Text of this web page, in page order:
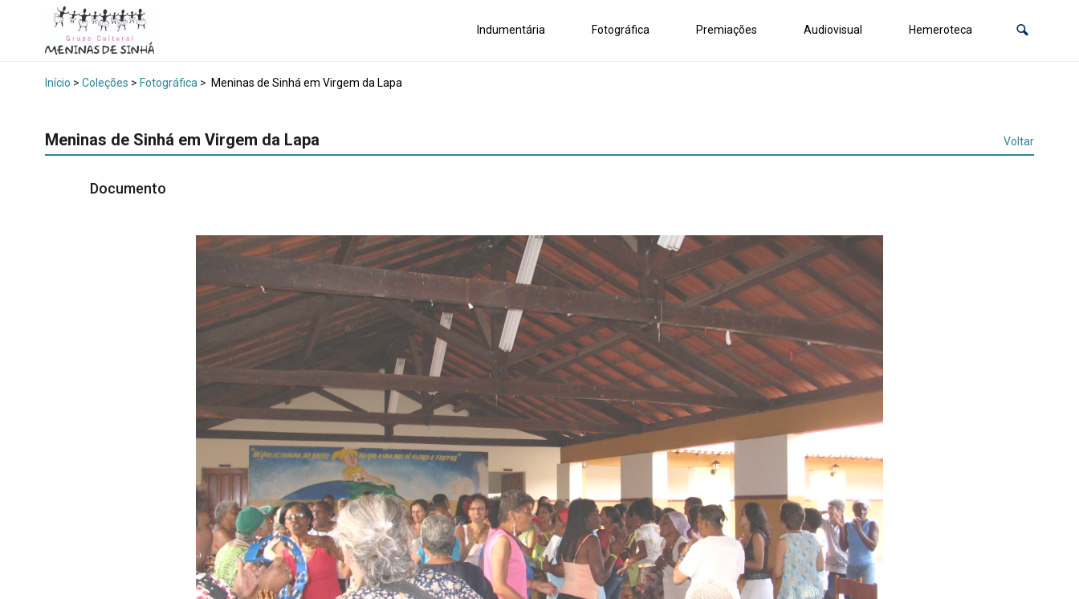
Indumentária Fotográfica Premiações Audiovisual Hemeroteca
Início > Coleções > Fotográfica > Meninas de Sinhá em Virgem da Lapa
Meninas de Sinhá em Virgem da Lapa Voltar
Documento